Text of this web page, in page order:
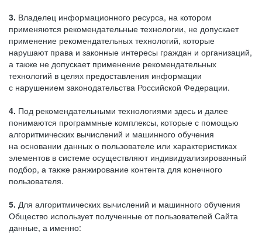
3. Владелец информационного ресурса, на котором
применяются рекомендательные технологии, не допускает
применение рекомендательных технологий, которые
нарушают права и законные интересы граждан и организаций,
а также не допускает применение рекомендательных
технологий в целях предоставления информации
с нарушением законодательства Российской Федерации.
4. Под рекомендательными технологиями здесь и далее
понимаются программные комплексы, которые с помощью
алгоритмических вычислений и машинного обучения
на основании данных о пользователе или характеристиках
элементов в системе осуществляют индивидуализированный
подбор, а также ранжирование контента для конечного
пользователя.
5. Для алгоритмических вычислений и машинного обучения
Общество использует полученные от пользователей Сайта
данные, а именно: